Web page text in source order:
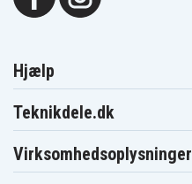
Hjælp
Teknikdele.dk
Virksomhedsoplysninger